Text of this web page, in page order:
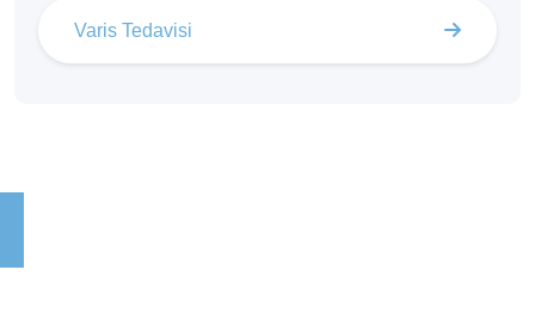
Varis Tedavisi